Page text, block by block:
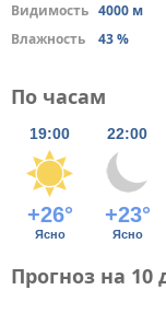
Видимость 4000 м
Влажность
43 %
По часам
19:00 22:00
+26° +23°
Ясно Ясно
Прогноз на 10